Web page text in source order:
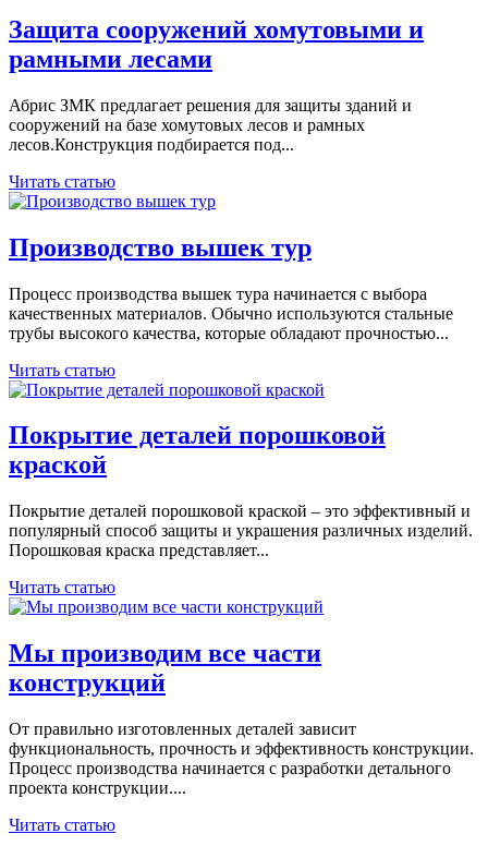
Защита сооружений хомутовыми и
рамными лесами
Абрис ЗМК предлагает решения для защиты зданий и
сооружений на базе хомутовых лесов и рамных
лесов.Конструкция подбирается под...
Читать статью
Производство вышек тур
Процесс производства вышек тура начинается с выбора
качественных материалов. Обычно используются стальные
трубы высокого качества, которые обладают прочностью...
Читать статью
Покрытие деталей порошковой
краской
Покрытие деталей порошковой краской – это эффективный и
популярный способ защиты и украшения различных изделий.
Порошковая краска представляет...
Читать статью
Мы производим все части
конструкций
От правильно изготовленных деталей зависит
функциональность, прочность и эффективность конструкции.
Процесс производства начинается с разработки детального
проекта конструкции....
Читать статью